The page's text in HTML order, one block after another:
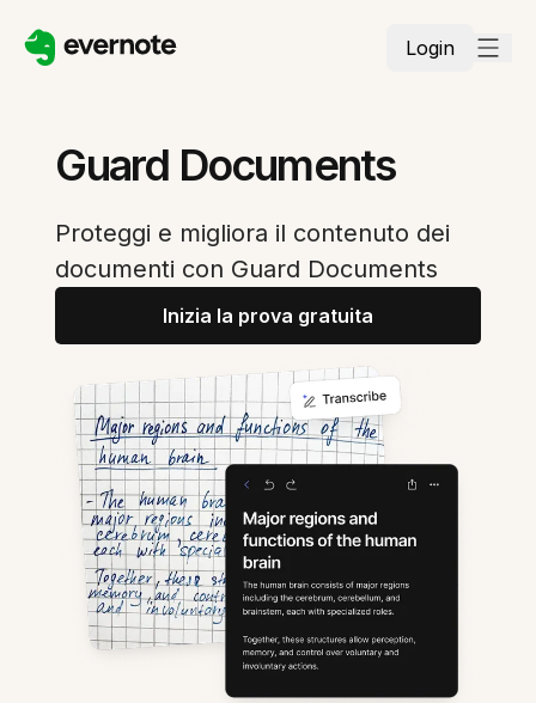
Login
Guard Documents
Proteggi e migliora il contenuto dei
documenti con Guard Documents
Inizia la prova gratuita